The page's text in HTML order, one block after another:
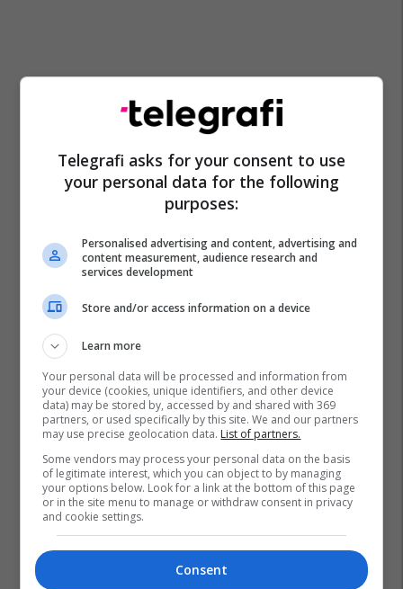
Telegrafi asks for your consent to use
your personal data for the following
purposes:
Personalised advertising and content, advertising and
content measurement, audience research and
services development
Store and/or access information on a device
Learn more
Your personal data will be processed and information from
your device (cookies, unique identifiers, and other device
data) may be stored by, accessed by and shared with 369
partners, or used specifically by this site. We and our partners
may use precise geolocation data. List of partners.
Some vendors may process your personal data on the basis
of legitimate interest, which you can object to by managing
your options below. Look for a link at the bottom of this page
or in the site menu to manage or withdraw consent in privacy
and cookie settings.
Consent